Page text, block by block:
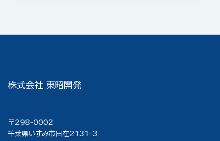
株式会社 東昭開発
〒298-000２
千葉県いすみ市日在2131-3